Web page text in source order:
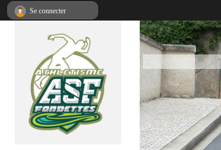
Se connecter
Panneau de gestion des cookies